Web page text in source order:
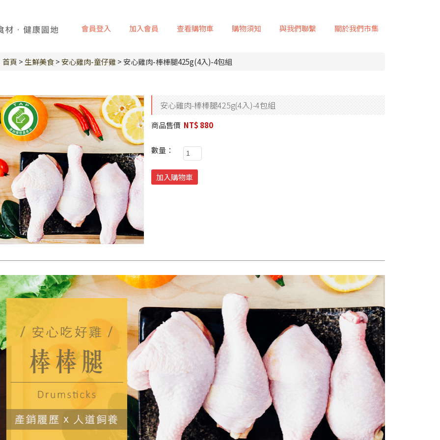
會員登入 加入會員 查看購物車 購物須知 與我們聯繫 關於我們市集
首頁 > 生鮮美食> 安心雞肉-童仔雞 > 安心雞肉-棒棒腿425g(4入)-4包組
安心雞肉-棒棒腿425g(4入)-4包組
商品售價 NT$ 880
數量：
加入購物車